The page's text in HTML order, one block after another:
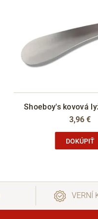
Shoeboy's kovová
3,96 €
DOKÚPIŤ
VERNÍ